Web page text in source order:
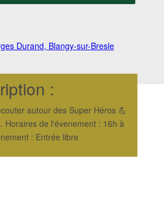
Durand, Blangy-sur-Bresle
:
autour des Super Héros 💪
Horaires de l'évenement : 16h à
: Entrée libre